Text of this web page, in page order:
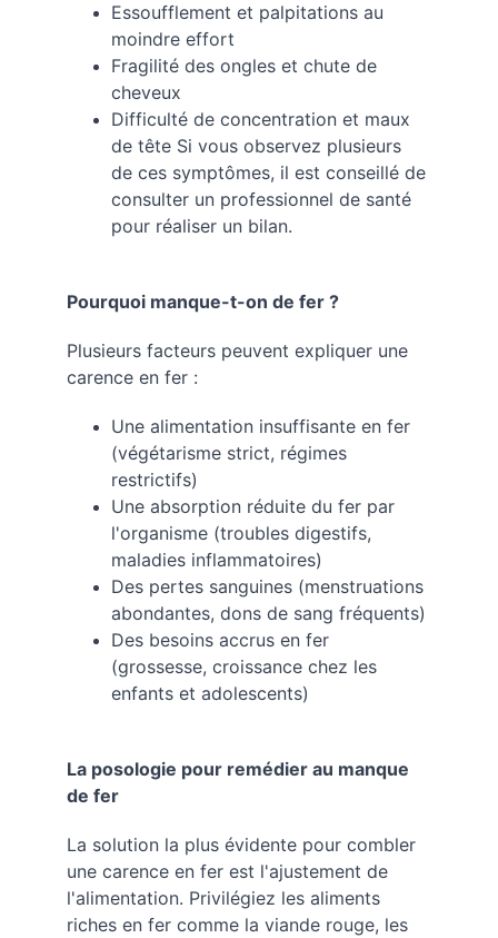
Essoufflement et palpitations au
moindre effort
Fragilité des ongles et chute de
cheveux
Difficulté de concentration et maux
de tête Si vous observez plusieurs
de ces symptômes, il est conseillé de
consulter un professionnel de santé
pour réaliser un bilan.
Pourquoi manque-t-on de fer ?
Plusieurs facteurs peuvent expliquer une
carence en fer :
Une alimentation insuffisante en fer
(végétarisme strict, régimes
restrictifs)
Une absorption réduite du fer par
l'organisme (troubles digestifs,
maladies inflammatoires)
Des pertes sanguines (menstruations
abondantes, dons de sang fréquents)
Des besoins accrus en fer
(grossesse, croissance chez les
enfants et adolescents)
La posologie pour remédier au manque
de fer
La solution la plus évidente pour combler
une carence en fer est l'ajustement de
l'alimentation. Privilégiez les aliments
riches en fer comme la viande rouge, les